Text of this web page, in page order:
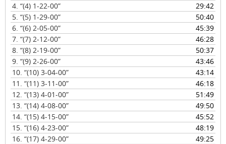
d
u
c
t
o
r
d
e
a
u
d
i
o
4. “(4) 1-22-00”
29:42
5. “(5) 1-29-00”
50:40
6. “(6) 2-05-00”
45:39
7. “(7) 2-12-00”
46:28
8. “(8) 2-19-00”
50:37
9. “(9) 2-26-00”
43:46
10. “(10) 3-04-00”
43:14
11. “(11) 3-11-00”
46:18
12. “(13) 4-01-00”
51:49
13. “(14) 4-08-00”
49:50
14. “(15) 4-15-00”
45:52
15. “(16) 4-23-00”
48:19
16. “(17) 4-29-00”
49:25